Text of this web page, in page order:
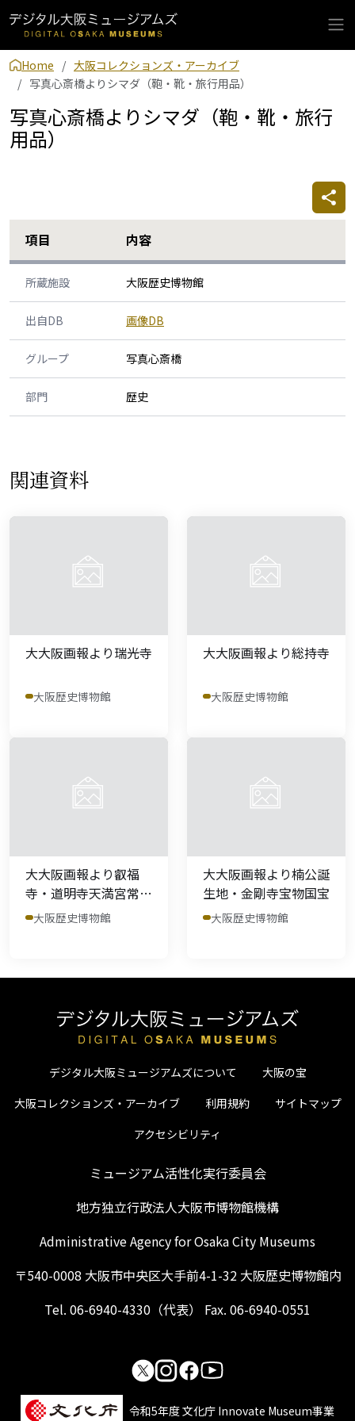
Home
大阪コレクションズ・アーカイブ
写真心斎橋よりシマダ（鞄・靴・旅行用品）
写真心斎橋よりシマダ（鞄・靴・旅行
用品）
項目 内容
所蔵施設 大阪歴史博物館
出自DB 画像DB
グループ 写真心斎橋
部門 歴史
関連資料
大大阪画報より瑞光寺
大阪歴史博物館
大大阪画報より総持寺
大阪歴史博物館
大大阪画報より叡福
寺・道明寺天満宮常成
梅大阪歴史博物館
大大阪画報より楠公誕
生地・金剛寺宝物国宝
大阪歴史博物館
デジタル大阪ミュージアムズについて
大阪の宝
大阪コレクションズ・アーカイブ
利用規約
サイトマップ
アクセシビリティ
ミュージアム活性化実行委員会
地方独立行政法人大阪市博物館機構
Administrative Agency for Osaka City Museums
〒540-0008 大阪市中央区大手前4-1-32 大阪歴史博物館内
Tel. 06-6940-4330（代表） Fax. 06-6940-0551
令和5年度 文化庁 Innovate Museum事業